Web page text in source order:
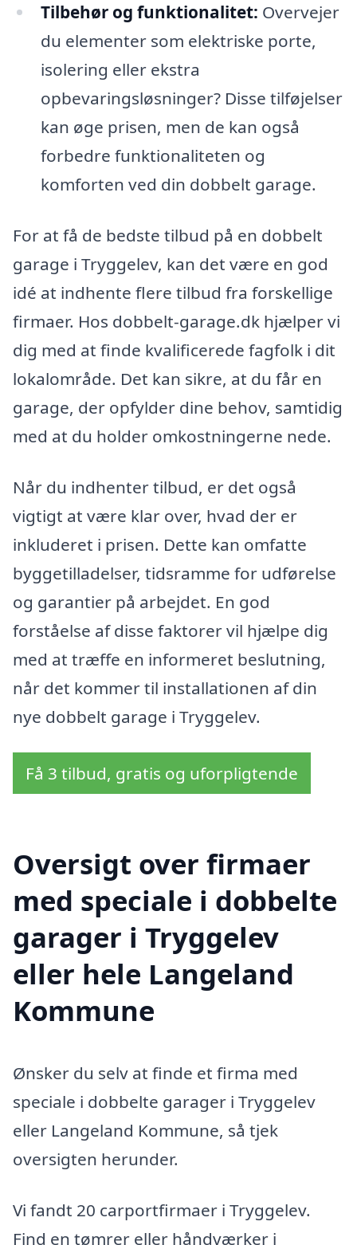
Tilbehør og funktionalitet: Overvejer
du elementer som elektriske porte,
isolering eller ekstra
opbevaringsløsninger? Disse tilføjelser
kan øge prisen, men de kan også
forbedre funktionaliteten og
komforten ved din dobbelt garage.
For at få de bedste tilbud på en dobbelt
garage i Tryggelev, kan det være en god
idé at indhente flere tilbud fra forskellige
firmaer. Hos dobbelt-garage.dk hjælper vi
dig med at finde kvalificerede fagfolk i dit
lokalområde. Det kan sikre, at du får en
garage, der opfylder dine behov, samtidig
med at du holder omkostningerne nede.
Når du indhenter tilbud, er det også
vigtigt at være klar over, hvad der er
inkluderet i prisen. Dette kan omfatte
byggetilladelser, tidsramme for udførelse
og garantier på arbejdet. En god
forståelse af disse faktorer vil hjælpe dig
med at træffe en informeret beslutning,
når det kommer til installationen af din
nye dobbelt garage i Tryggelev.
Få 3 tilbud, gratis og uforpligtende
Oversigt over firmaer
med speciale i dobbelte
garager i Tryggelev
eller hele Langeland
Kommune
Ønsker du selv at finde et firma med
speciale i dobbelte garager i Tryggelev
eller Langeland Kommune, så tjek
oversigten herunder.
Vi fandt 20 carportfirmaer i Tryggelev.
Find en tømrer eller håndværker i